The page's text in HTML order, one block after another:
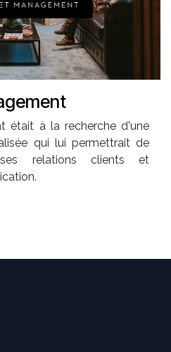
était à la recherche d'une
qui lui permettrait de
relations clients et